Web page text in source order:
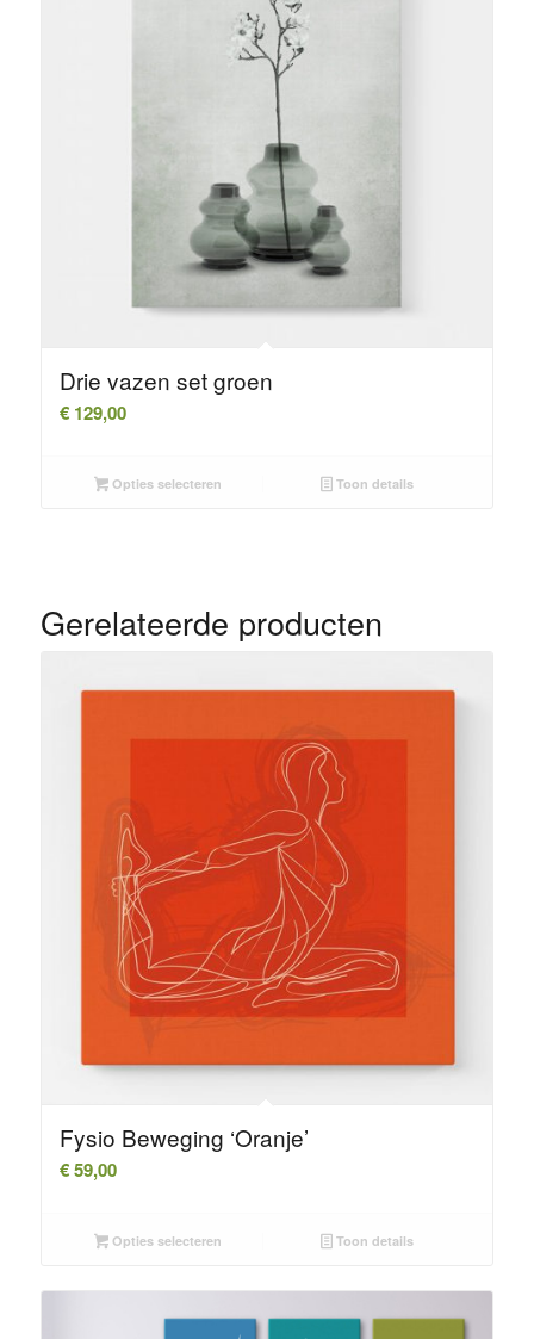
Drie vazen set groen
€129,00
Opties selecteren Toon details
Gerelateerde producten
Fysio Beweging ‘Oranje’
€59,00
Opties selecteren Toon details